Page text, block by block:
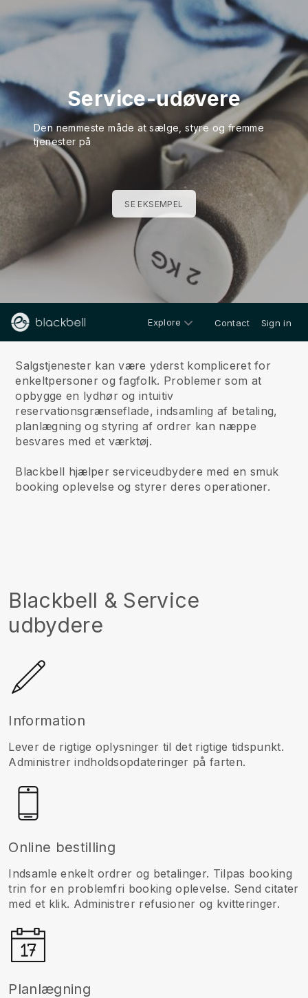
Service-udøvere
Den nemmeste måde at sælge, styre og fremme
tjenester på
SE EKSEMPEL
Explore Contact Sign in
Salgstjenester kan være yderst kompliceret for
enkeltpersoner og fagfolk. Problemer som at
opbygge en lydhør og intuitiv
reservationsgrænseflade, indsamling af betaling,
planlægning og styring af ordrer kan næppe
besvares med et værktøj.
Blackbell hjælper serviceudbydere med en smuk
booking oplevelse og styrer deres operationer.
Blackbell & Service
udbydere
Information
Lever de rigtige oplysninger til det rigtige tidspunkt.
Administrer indholdsopdateringer på farten.
Online bestilling
Indsamle enkelt ordrer og betalinger. Tilpas booking
trin for en problemfri booking oplevelse. Send citater
med et klik. Administrer refusioner og kvitteringer.
Planlægning